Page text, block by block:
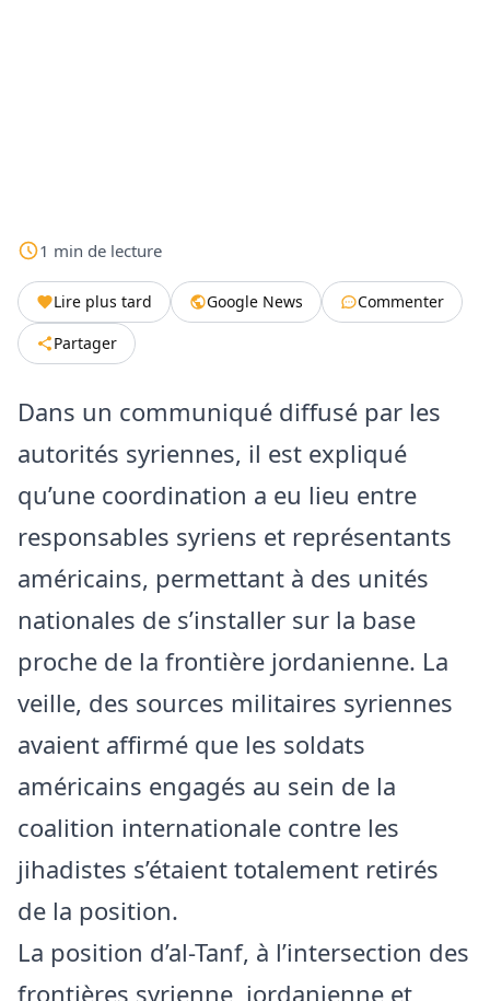
1 min de lecture
Lire plus tard Google News
Commenter
Partager
Dans un communiqué diffusé par les
autorités syriennes, il est expliqué
qu’une coordination a eu lieu entre
responsables syriens et représentants
américains, permettant à des unités
nationales de s’installer sur la base
proche de la frontière jordanienne. La
veille, des sources militaires syriennes
avaient affirmé que les soldats
américains engagés au sein de la
coalition internationale contre les
jihadistes s’étaient totalement retirés
de la position.
La position d’al-Tanf, à l’intersection des
frontières syrienne, jordanienne et